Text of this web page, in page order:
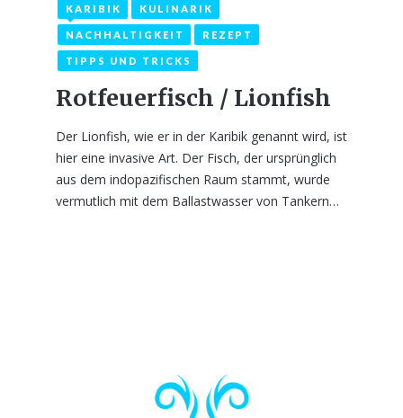
KARIBIK KULINARIK
NACHHALTIGKEIT REZEPT
TIPPS UND TRICKS
Rotfeuerfisch / Lionfish
Der Lionfish, wie er in der Karibik genannt wird, ist
hier eine invasive Art. Der Fisch, der ursprünglich
aus dem indopazifischen Raum stammt, wurde
vermutlich mit dem Ballastwasser von Tankern…